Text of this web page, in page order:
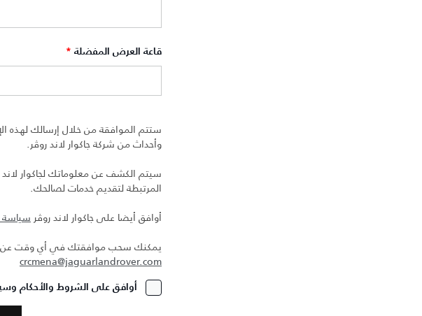
قاعة العرض المفضلة *
ستتم الموافقة من خلال إرسالك لهذه
وأحداث من شركة جاكوار لاند روڤر.
سيتم الكشف عن معلوماتك لجاكوار لاند
المرتبطة لتقديم خدمات لصالحك.
أوافق أيضا على جاكوار لاند روڤر
يمكنك سحب موافقتك في أي وقت عن
crcmena@jaguarlandrover.com
أوافق على الشروط والأحكام